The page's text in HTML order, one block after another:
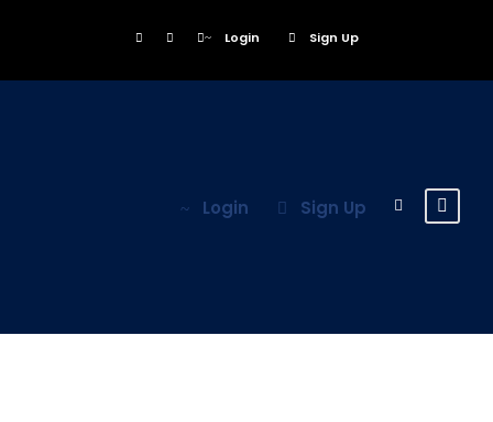
Login Sign Up
Login Sign Up